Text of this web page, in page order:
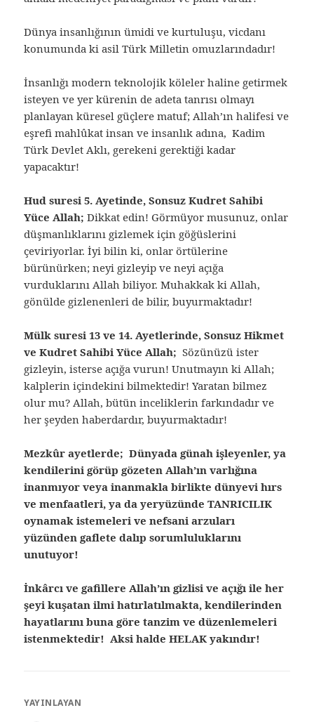
Dünya insanlığının ümidi ve kurtuluşu, vicdanı
konumunda ki asil Türk Milletin omuzlarındadır!
İnsanlığı modern teknolojik köleler haline getirmek
isteyen ve yer kürenin de adeta tanrısı olmayı
planlayan küresel güçlere matuf; Allah’ın halifesi ve
eşrefi mahlûkat insan ve insanlık adına, Kadim
Türk Devlet Aklı, gerekeni gerektiği kadar
yapacaktır!
Hud suresi 5. Ayetinde, Sonsuz Kudret Sahibi
Yüce Allah; Dikkat edin! Görmüyor musunuz, onlar
düşmanlıklarını gizlemek için göğüslerini
çeviriyorlar. İyi bilin ki, onlar örtülerine
bürünürken; neyi gizleyip ve neyi açığa
vurduklarını Allah biliyor. Muhakkak ki Allah,
gönülde gizlenenleri de bilir, buyurmaktadır!
Mülk suresi 13 ve 14. Ayetlerinde, Sonsuz Hikmet
ve Kudret Sahibi Yüce Allah; Sözünüzü ister
gizleyin, isterse açığa vurun! Unutmayın ki Allah;
kalplerin içindekini bilmektedir! Yaratan bilmez
olur mu? Allah, bütün inceliklerin farkındadır ve
her şeyden haberdardır, buyurmaktadır!
Mezkûr ayetlerde; Dünyada günah işleyenler, ya
kendilerini görüp gözeten Allah’ın varlığına
inanmıyor veya inanmakla birlikte dünyevi hırs
ve menfaatleri, ya da yeryüzünde TANRICILIK
oynamak istemeleri ve nefsani arzuları
yüzünden gaflete dalıp sorumluluklarını
unutuyor!
İnkârcı ve gafillere Allah’ın gizlisi ve açığı ile her
şeyi kuşatan ilmi hatırlatılmakta, kendilerinden
hayatlarını buna göre tanzim ve düzenlemeleri
istenmektedir! Aksi halde HELAK yakındır!
YAYINLAYAN